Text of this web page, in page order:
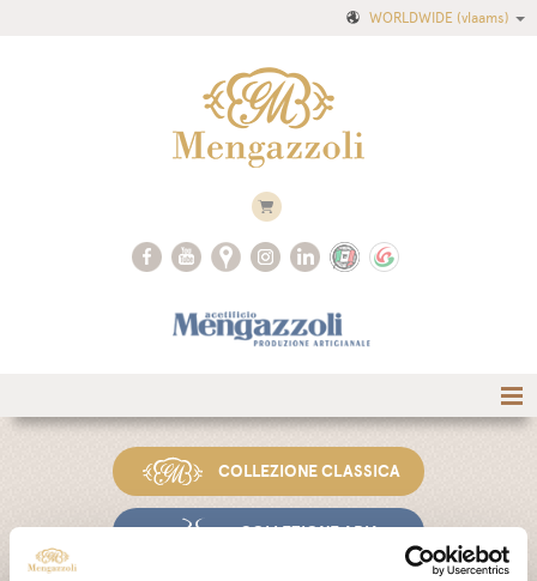
WORLDWIDE (vlaams)
COLLEZIONE CLASSICA
COLLEZIONE ARIA